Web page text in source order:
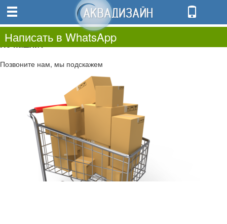
0.00
0
Не нашли?
Позвоните нам, мы подскажем
Написать в WhatsApp